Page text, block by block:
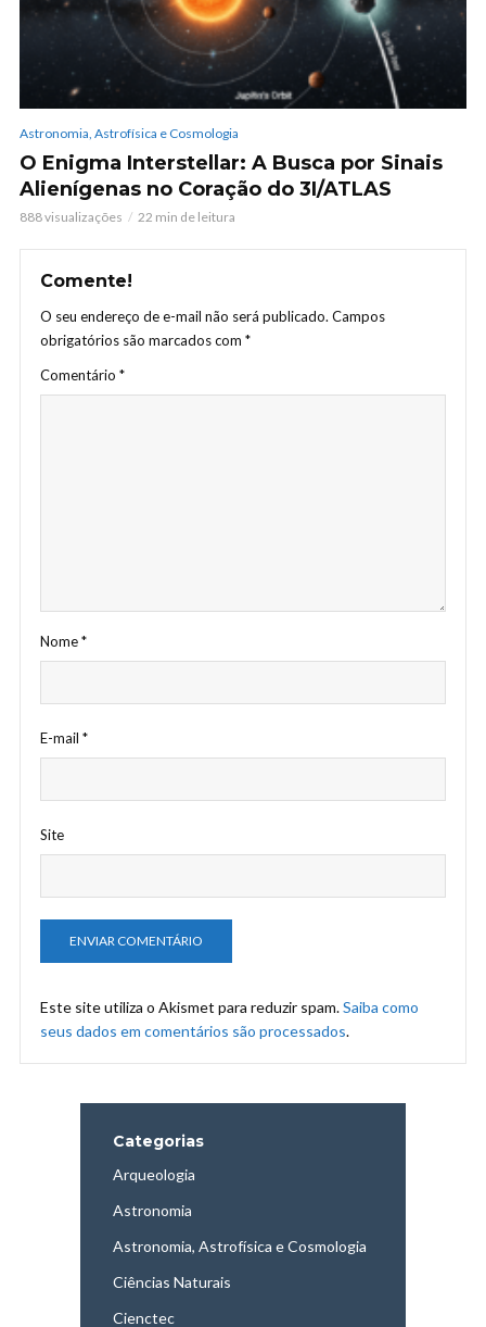
Astronomia, Astrofísica e Cosmologia
O Enigma Interstellar: A Busca por Sinais
Alienígenas no Coração do 3I/ATLAS
888 visualizações 22 min de leitura
Comente!
O seu endereço de e-mail não será publicado. Campos
obrigatórios são marcados com *
Comentário *
Nome*
E-mail *
Site
Este site utiliza o Akismet para reduzir spam.Saiba como
seus dados em comentários são processados.
Categorias
Arqueologia
Astronomia
Astronomia, Astrofísica e Cosmologia
Ciências Naturais
Cienctec